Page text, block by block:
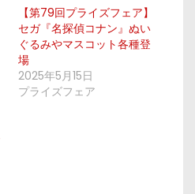
【第79回プライズフェア】
セガ『名探偵コナン』ぬい
ぐるみやマスコット各種登
場
2025年5月15日
プライズフェア